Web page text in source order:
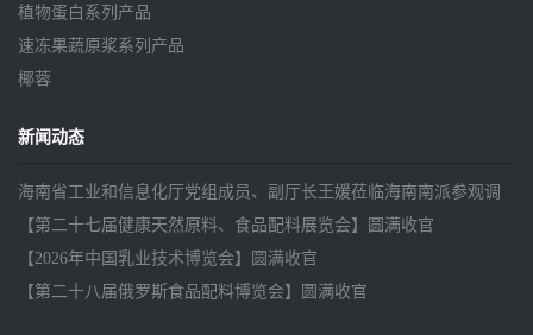
植物蛋白系列产品
速冻果蔬原浆系列产品
椰蓉
新闻动态
海南省工业和信息化厅党组成员、副厅长王媛莅临海南南派参观调
研
【第二十七届健康天然原料、食品配料展览会】圆满收官
【2026年中国乳业技术博览会】圆满收官
【第二十八届俄罗斯食品配料博览会】圆满收官